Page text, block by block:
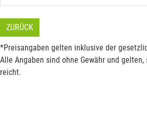
ZURÜCK
*Preisangaben gelten inklusive der
Alle Angaben sind ohne Gewähr und
reicht.